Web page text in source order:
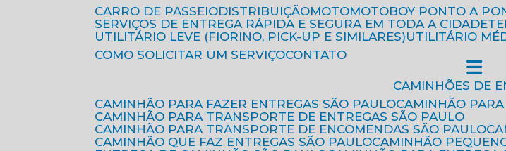
CARRO DE PASSEIO
DISTRIBUIÇÃO MOTO
MOTOBOY PONTO A
SERVIÇOS DE ENTREGA RÁPIDA E SEGURA EM TODA A CIDADE
UTILITÁRIO LEVE (FIORINO, PICK-UP E SIMILARES)
UTILITÁRIO
COMO SOLICITAR UM SERVIÇO CONTATO
CAMINHÕES DE
CAMINHÃO PARA FAZER ENTREGAS SÃO PAULO
CAMINHÃO
CAMINHÃO PARA TRANSPORTE DE ENTREGAS SÃO PAULO
CAMINHÃO PARA TRANSPORTE DE ENCOMENDAS SÃO PAULO
CAMINHÃO QUE FAZ ENTREGAS SÃO PAULO
CAMINHÃO